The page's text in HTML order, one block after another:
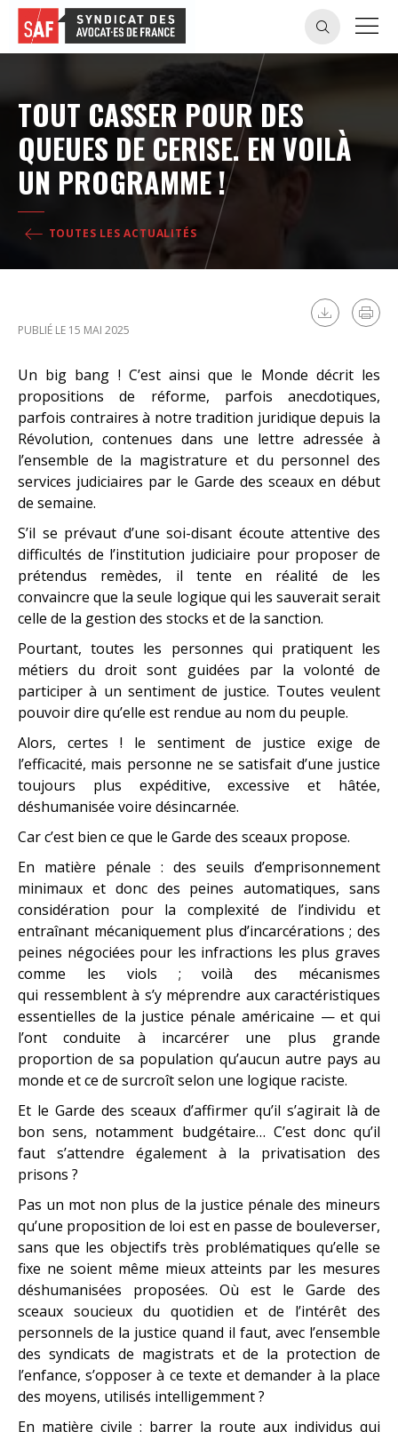
TOUT CASSER POUR DES
QUEUES DE CERISE. EN VOILÀ
UN PROGRAMME !
TOUTES LES ACTUALITÉS
PUBLIÉ LE 15 MAI 2025
Un big bang ! C’est ainsi que le Monde décrit les
propositions de réforme, parfois anecdotiques,
parfois contraires à notre tradition juridique depuis la
Révolution, contenues dans une lettre adressée à
l’ensemble de la magistrature et du personnel des
services judiciaires par le Garde des sceaux en début
de semaine.
S’il se prévaut d’une soi-disant écoute attentive des
difficultés de l’institution judiciaire pour proposer de
prétendus remèdes, il tente en réalité de les
convaincre que la seule logique qui les sauverait serait
celle de la gestion des stocks et de la sanction.
Pourtant, toutes les personnes qui pratiquent les
métiers du droit sont guidées par la volonté de
participer à un sentiment de justice. Toutes veulent
pouvoir dire qu’elle est rendue au nom du peuple.
Alors, certes ! le sentiment de justice exige de
l’efficacité, mais personne ne se satisfait d’une justice
toujours plus expéditive, excessive et hâtée,
déshumanisée voire désincarnée.
Car c’est bien ce que le Garde des sceaux propose.
En matière pénale : des seuils d’emprisonnement
minimaux et donc des peines automatiques, sans
considération pour la complexité de l’individu et
entraînant mécaniquement plus d’incarcérations ; des
peines négociées pour les infractions les plus graves
comme les viols ; voilà des mécanismes
qui ressemblent à s’y méprendre aux caractéristiques
essentielles de la justice pénale américaine — et qui
l’ont conduite à incarcérer une plus grande
proportion de sa population qu’aucun autre pays au
monde et ce de surcroît selon une logique raciste.
Et le Garde des sceaux d’affirmer qu’il s’agirait là de
bon sens, notamment budgétaire… C’est donc qu’il
faut s’attendre également à la privatisation des
prisons ?
Pas un mot non plus de la justice pénale des mineurs
qu’une proposition de loi est en passe de bouleverser,
sans que les objectifs très problématiques qu’elle se
fixe ne soient même mieux atteints par les mesures
déshumanisées proposées. Où est le Garde des
sceaux soucieux du quotidien et de l’intérêt des
personnels de la justice quand il faut, avec l’ensemble
des syndicats de magistrats et de la protection de
l’enfance, s’opposer à ce texte et demander à la place
des moyens, utilisés intelligemment ? ​
En matière civile : barrer la route aux individus qui